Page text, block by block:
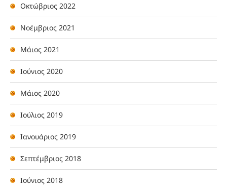
Οκτώβριος 2022
Νοέμβριος 2021
Μάιος 2021
Ιούνιος 2020
Μάιος 2020
Ιούλιος 2019
Ιανουάριος 2019
Σεπτέμβριος 2018
Ιούνιος 2018